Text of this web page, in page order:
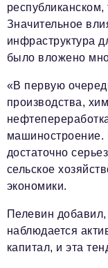
Значительное
инфраструктура
было вложено
«В первую
производства,
машиностроение.
достаточно
сельское
экономики.
Пелевин
наблюдается
капитал, и эта